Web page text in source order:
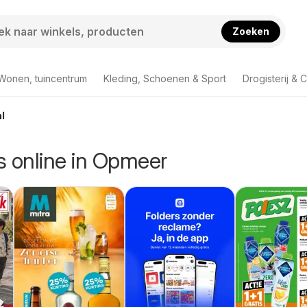
Zoeken
tuincentrum Kleding, Schoenen & Sport Drogisterij &
online in Opmeer